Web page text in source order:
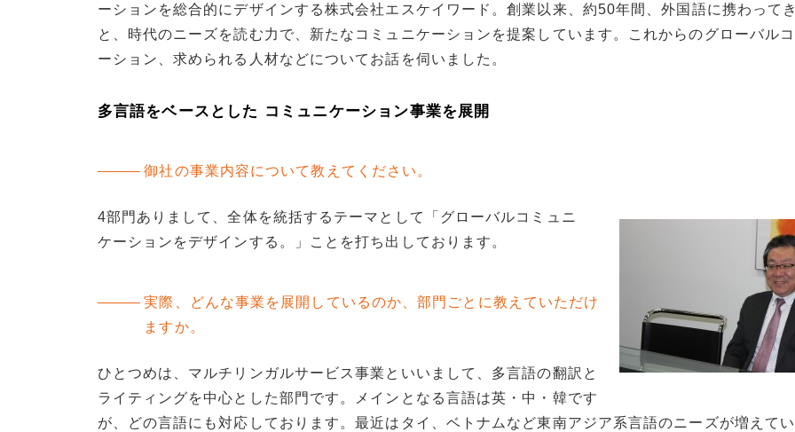
ーションを総合的にデザインする株式会社エスケイワード。創業以来、約50年間、外国語に携わって
と、時代のニーズを読む力で、新たなコミュニケーションを提案しています。これからのグローバル
ーション、求められる人材などについてお話を伺いました。
多言語をベースとした コミュニケーション事業を展開
御社の事業内容について教えてください。
4部門ありまして、全体を統括するテーマとして「グローバルコミュニ
ケーションをデザインする。」ことを打ち出しております。
実際、どんな事業を展開しているのか、部門ごとに教えていただけ
ますか。
ひとつめは、マルチリンガルサービス事業といいまして、多言語の翻訳と
ライティングを中心とした部門です。メインとなる言語は英・中・韓です
が、どの言語にも対応しております。最近はタイ、ベトナムなど東南アジア系言語のニーズが増えてい